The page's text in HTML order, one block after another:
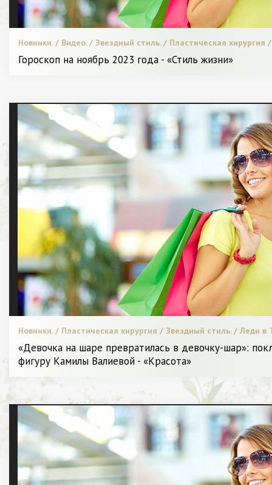
Новинки. / Видео. / Звездный стиль. / Пластическая
и питание. / С чем носить. / Я и Красота.
Гороскоп на ноябрь 2023 года - «Стиль жизни»
Новинки. / Пластическая хирургия / Звездный стиль. / Леди
Диета и питание. / Видео. / Мода. / Меняем образ. / СТАТЬИ /
«Девочка на шаре превратилась в девочку-шар»:
фигуру Камилы Валиевой - «Красота»